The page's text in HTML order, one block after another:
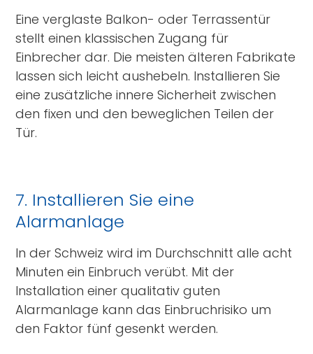
Eine verglaste Balkon- oder Terrassentür
stellt einen klassischen Zugang für
Einbrecher dar. Die meisten älteren Fabrikate
lassen sich leicht aushebeln. Installieren Sie
eine zusätzliche innere Sicherheit zwischen
den fixen und den beweglichen Teilen der
Tür.
7. Installieren Sie eine
Alarmanlage
In der Schweiz wird im Durchschnitt alle acht
Minuten ein Einbruch verübt. Mit der
Installation einer qualitativ guten
Alarmanlage kann das Einbruchrisiko um
den Faktor fünf gesenkt werden.